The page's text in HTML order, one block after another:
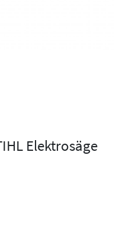
Elektrosäge